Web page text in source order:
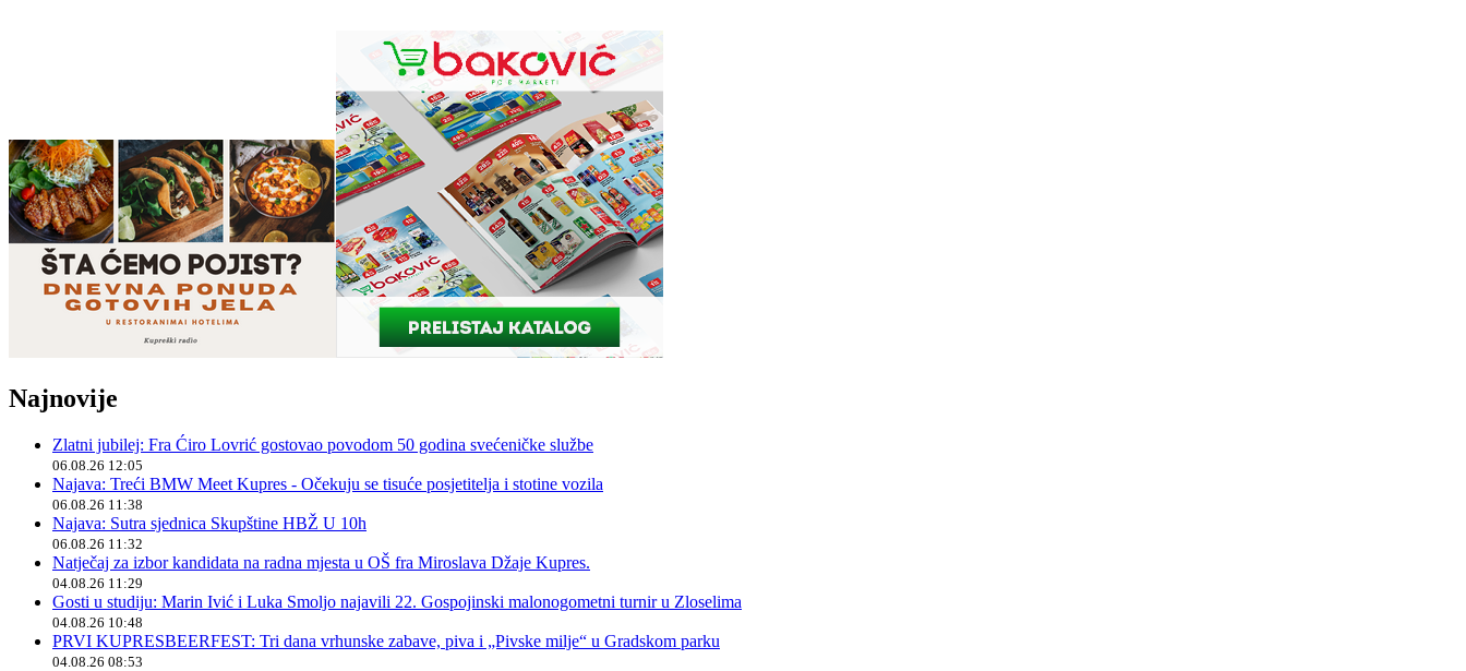
Najnovije
Zlatni jubilej: Fra Ćiro Lovrić gostovao povodom 50 godina svećeničke službe
06.08.26 12:05
Najava: Treći BMW Meet Kupres - Očekuju se tisuće posjetitelja i stotine vozila
06.08.26 11:38
Najava: Sutra sjednica Skupštine HBŽ U 10h
06.08.26 11:32
Natječaj za izbor kandidata na radna mjesta u OŠ fra Miroslava Džaje Kupres.
04.08.26 11:29
Gosti u studiju: Marin Ivić i Luka Smoljo najavili 22. Gospojinski malonogometni turnir u Zloselima
04.08.26 10:48
PRVI KUPRESBEERFEST: Tri dana vrhunske zabave, piva i „Pivske milje“ u Gradskom parku
04.08.26 08:53